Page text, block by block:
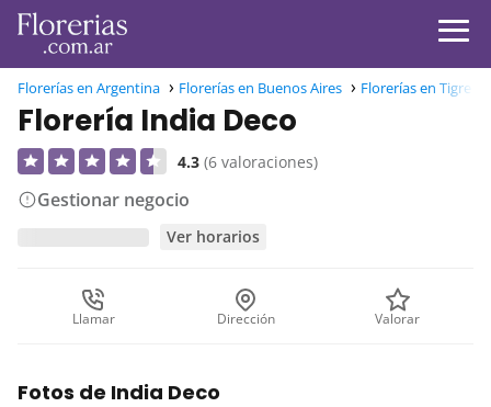
Florerías en Argentina Florerías en Buenos Aires Florerías en Tigre
Florería India Deco
4.3 (6 valoraciones)
Gestionar negocio
Ver horarios
Llamar Dirección Valorar
Fotos de India Deco